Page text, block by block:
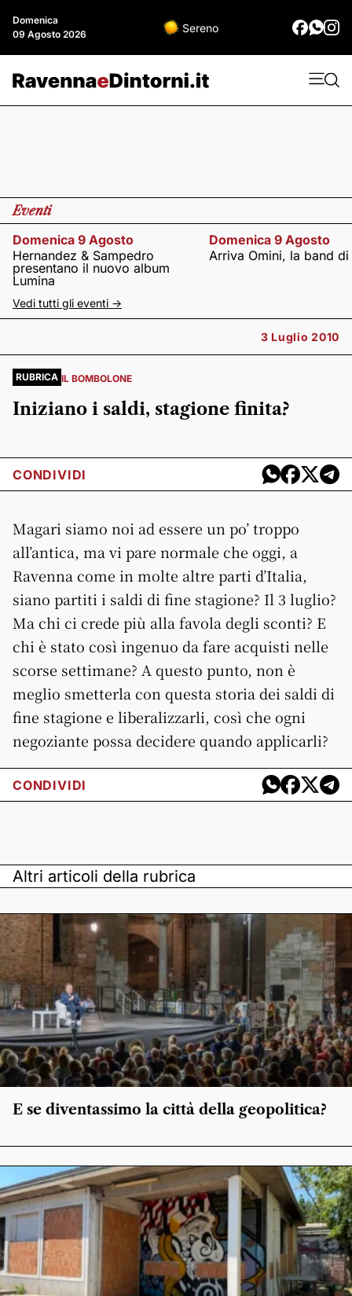
Domenica
09 Agosto 2026
Sereno
Eventi
Domenica 9 Agosto
Hernandez & Sampedro
presentano il nuovo album
Lumina
Domenica 9 Agosto
Arriva Omini, la band
Vedi tutti gli eventi ->
3 Luglio 2010
RUBRICA IL BOMBOLONE
Iniziano i saldi, stagione finita?
CONDIVIDI
Magari siamo noi ad essere un po’ troppo
all’antica, ma vi pare normale che oggi, a
Ravenna come in molte altre parti d’Italia,
siano partiti i saldi di fine stagione? Il 3 luglio?
Ma chi ci crede più alla favola degli sconti? E
chi è stato così ingenuo da fare acquisti nelle
scorse settimane? A questo punto, non è
meglio smetterla con questa storia dei saldi di
fine stagione e liberalizzarli, così che ogni
negoziante possa decidere quando applicarli?
CONDIVIDI
Altri articoli della rubrica
E se diventassimo la città della geopolitica?